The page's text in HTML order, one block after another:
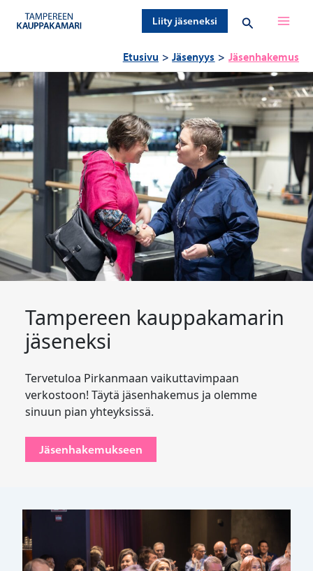
sisältöön
Liity jäseneksi Hae
Etusivu Jäsenyys Jäsenhakemus
Tampereen kauppakamarin
jäseneksi
Tervetuloa Pirkanmaan vaikuttavimpaan
verkostoon! Täytä jäsenhakemus ja olemme
sinuun pian yhteyksissä.
Jäsenhakemukseen